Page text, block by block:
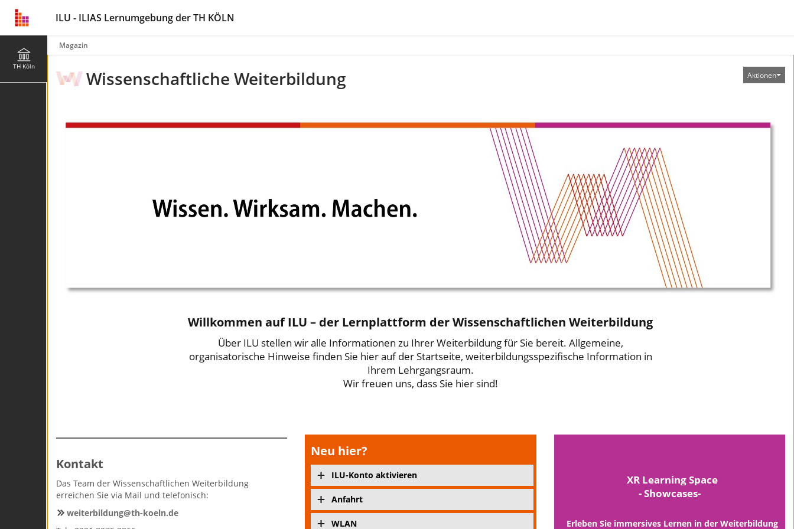
ILU - ILIAS Lernumgebung der TH KÖLN
TH Köln
Magazin
Aktionen
Wissenschaftliche Weiterbildung
Willkommen auf ILU – der Lernplattform der Wissenschaftlichen Weiterbildung
Über ILU stellen wir alle Informationen zu Ihrer Weiterbildung für Sie bereit. Allgemeine,
organisatorische Hinweise finden Sie hier auf der Startseite, weiterbildungsspezifische Information in
Ihrem Lehrgangsraum.
Wir freuen uns, dass Sie hier sind!
Kontakt
Das Team der Wissenschaftlichen Weiterbildung
erreichen Sie via Mail und telefonisch:
weiterbildung@th-koeln.de
Neu hier?
ILU-Konto aktivieren
Anfahrt
WLAN
XR Learning Space
- Showcases-
Erleben Sie immersives Lernen in der Weiterbildung